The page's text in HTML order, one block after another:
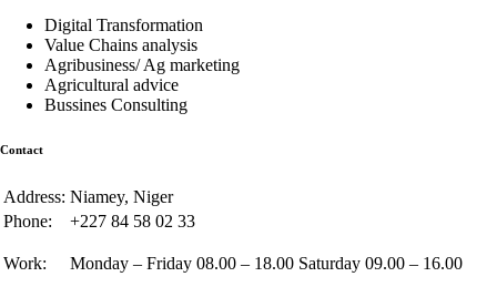
Digital Transformation
Value Chains analysis
Agribusiness/ Ag marketing
Agricultural advice
Bussines Consulting
Contact
Address: Niamey, Niger
Phone:
+227 84 58 02 33
Work: Monday – Friday 08.00 – 18.00 Saturday 09.00 – 16.00